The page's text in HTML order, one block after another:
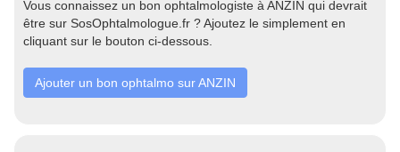
Vous connaissez un bon ophtalmologiste à ANZIN qui devrait
être sur SosOphtalmologue.fr ? Ajoutez le simplement en
cliquant sur le bouton ci-dessous.
Ajouter un bon ophtalmo sur ANZIN